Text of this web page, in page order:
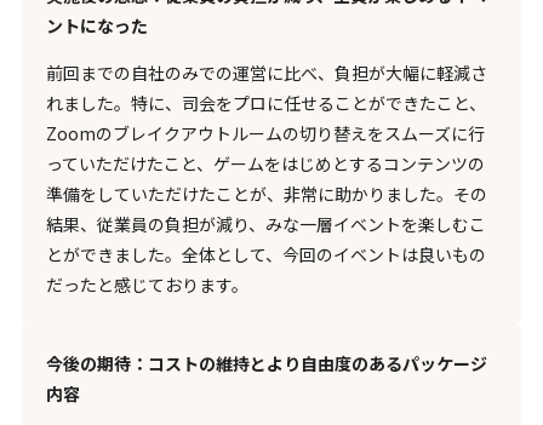
ントになった
前回までの自社のみでの運営に比べ、負担が大幅に軽減さ
れました。特に、司会をプロに任せることができたこと、
Zoomのブレイクアウトルームの切り替えをスムーズに行
っていただけたこと、ゲームをはじめとするコンテンツの
準備をしていただけたことが、非常に助かりました。その
結果、従業員の負担が減り、みな一層イベントを楽しむこ
とができました。全体として、今回のイベントは良いもの
だったと感じております。
今後の期待：コストの維持とより自由度のあるパッケージ
内容